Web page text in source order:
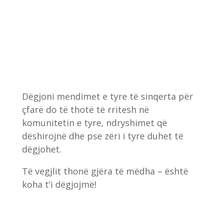
Dëgjoni mendimet e tyre të sinqerta për
çfarë do të thotë të rritesh në
komunitetin e tyre, ndryshimet që
dëshirojnë dhe pse zëri i tyre duhet të
dëgjohet.
Të vegjlit thonë gjëra të mëdha – është
koha t’i dëgjojmë!